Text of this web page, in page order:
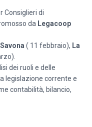
Consiglieri di
da Legacoop
Savona ( 11 febbraio), La
dei ruoli e delle
legislazione corrente e
contabilità, bilancio,